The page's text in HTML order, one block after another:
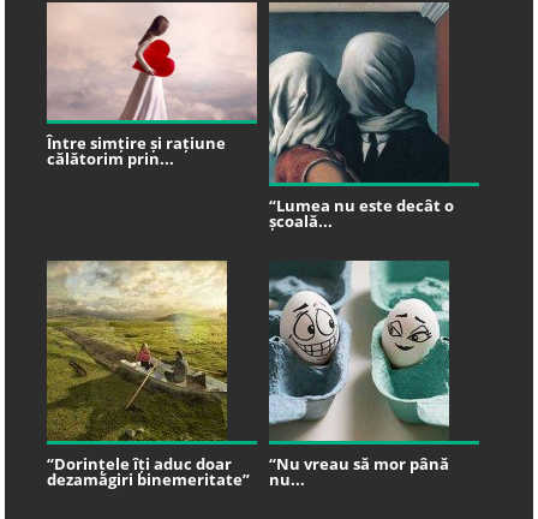
Între simțire și rațiune
călătorim prin...
“Lumea nu este decât o
școală...
“Dorințele îți aduc doar
dezamăgiri binemeritate”
“Nu vreau să mor până
nu...